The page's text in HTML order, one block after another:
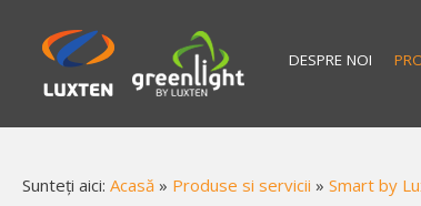
DESPRE NOI
Sunteți aici: Acasă » Produse si servicii » Smart by